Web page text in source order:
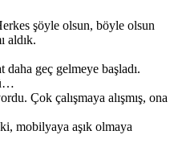
şöyle olsun, böyle olsun
aldık.
geç gelmeye başladı.
Çok çalışmaya alışmış, ona
mobilyaya aşık olmaya